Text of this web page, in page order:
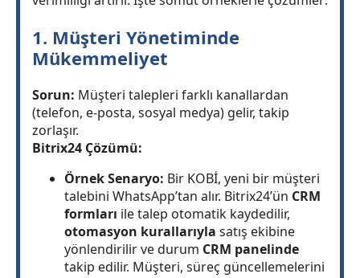
1. Müşteri Yönetiminde
Mükemmeliyet
Sorun: Müşteri talepleri farklı kanallardan
(telefon, e-posta, sosyal medya) gelir, takip
zorlaşır.
Bitrix24 Çözümü:
Örnek Senaryo: Bir KOBİ, yeni bir müşteri
talebini WhatsApp’tan alır. Bitrix24’ün CRM
formları ile talep otomatik kaydedilir,
otomasyon kurallarıyla satış ekibine
yönlendirilir ve durum CRM panelinde
takip edilir. Müşteri, süreç güncellemelerini